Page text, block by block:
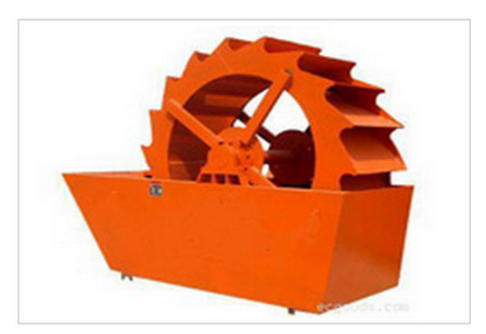
 新闻中心
 矿山设计院
 选矿实验室
 关于金鹏